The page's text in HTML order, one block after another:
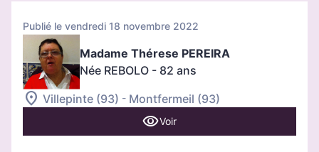
Publié le vendredi 18 novembre 2022
Madame Thérese PEREIRA
Née REBOLO - 82 ans
Villepinte (93) - Montfermeil (93)
Voir